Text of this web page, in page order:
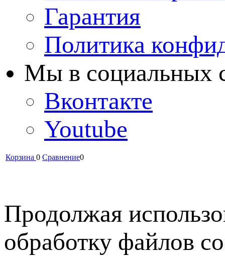
Гарантия
Политика
Мы в cоциальных
Вконтакте
Youtube
Корзина 0 Сравнение0
Продолжая
обработку файлов